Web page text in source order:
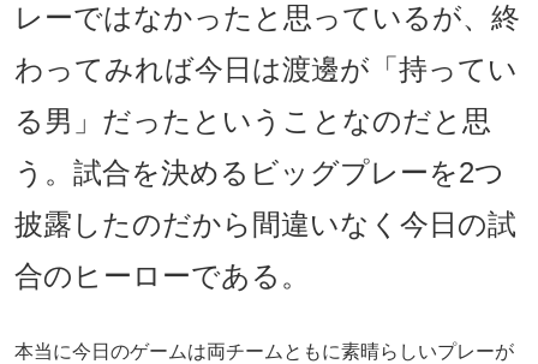
レーではなかったと思っているが、終
わってみれば今日は渡邊が「持ってい
る男」だったということなのだと思
う。試合を決めるビッグプレーを2つ
披露したのだから間違いなく今日の試
合のヒーローである。
本当に今日のゲームは両チームともに素晴らしいプレーが